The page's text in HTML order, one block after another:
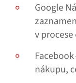
Google
v
nákupu,